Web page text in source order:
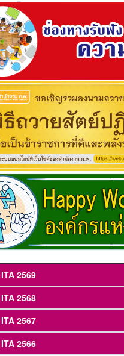
2569
2568
2567
2566